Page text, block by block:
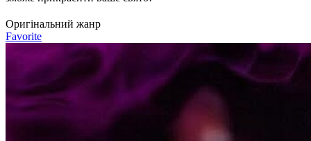
Оригінальний жанр
Favorite